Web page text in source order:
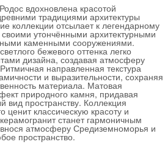
вдохновлена красотой
традициями архитектуры
коллекции отсылает к легендарному
утончёнными архитектурными
каменными сооружениями.
бежевого оттенка легко
дизайна, создавая атмосферу
направленная текстура
и выразительности, сохраняя
материала. Матовая
природного камня, придавая
пространству. Коллекция
ценит классическую красоту и
станет гармоничным
атмосферу Средиземноморья и
пространство.